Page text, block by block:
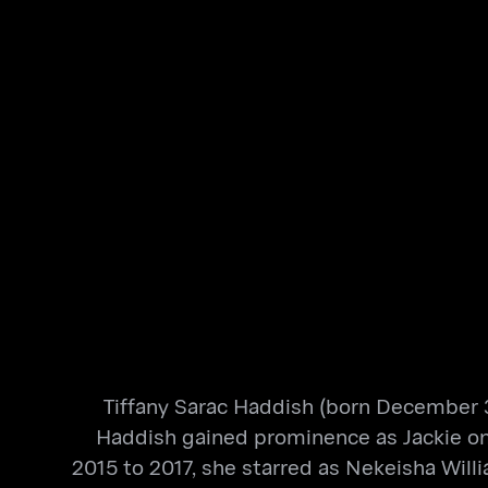
Tiffany Sarac Haddish (born
Haddish gained prominence as Jackie
2015 to 2017, she starred as Nekeisha